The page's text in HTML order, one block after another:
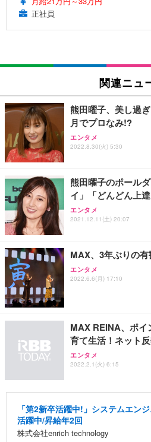
正社員
関連ニュ
熊田曜子、美し過
月でプロなみ!?
エンタメ
2022.8.30(火) 5:30
熊田曜子のポール
イ」「どんどん上達
エンタメ
2021.12.11(土) 20:07
MAX、3年ぶりの有
エンタメ
2022.6.6(月) 17:10
MAX REINA、ポ
育て生活！ネット
エンタメ
2022.2.1(火) 6:15
「第2新卒活躍中!」システムエン
活躍中/昇給年2回
株式会社enrich technology